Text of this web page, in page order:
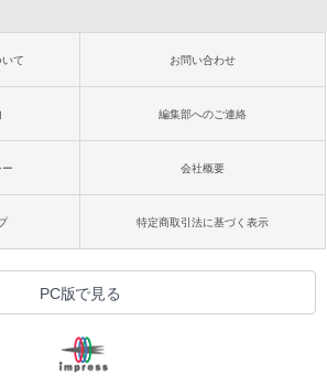
て お問い合わせ
編集部へのご連絡
会社概要
特定商取引法に基づく表示
PC版で見る